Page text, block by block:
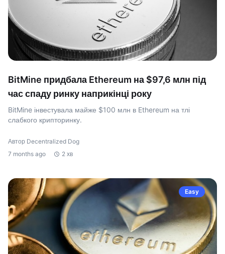
BitMine придбала Ethereum на $97,6 млн під
час спаду ринку наприкінці року
BitMine інвестувала майже $100 млн в Ethereum на тлі
слабкого крипторинку.
Автор Decentralized Dog
7 months ago
2 хв
Easy